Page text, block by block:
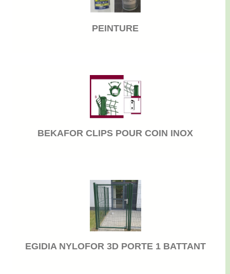
PEINTURE
BEKAFOR CLIPS POUR COIN INOX
EGIDIA NYLOFOR 3D PORTE 1 BATTANT